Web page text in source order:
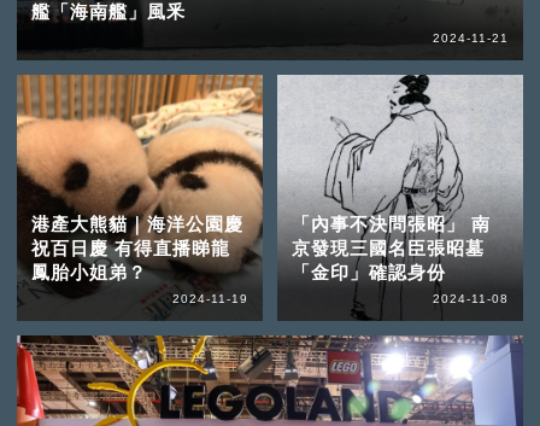
艦「海南艦」風釆
2024-11-21
港產大熊貓｜海洋公園慶
祝百日慶 有得直播睇龍
鳳胎小姐弟？
2024-11-19
「內事不決問張昭」 南
京發現三國名臣張昭墓
「金印」確認身份
2024-11-08